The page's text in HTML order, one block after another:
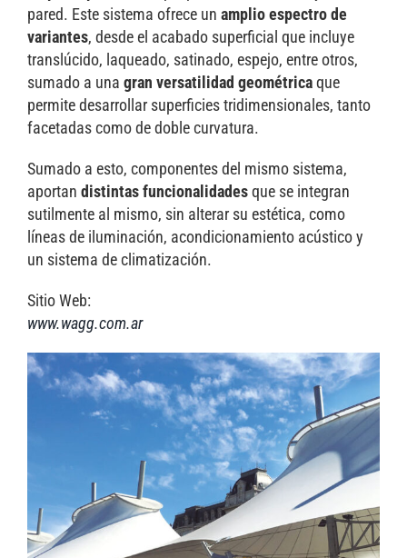
pared. Este sistema ofrece un amplio espectro de
variantes, desde el acabado superficial que incluye
translúcido, laqueado, satinado, espejo, entre otros,
sumado a una gran versatilidad geométricaque
permite desarrollar superficies tridimensionales, tanto
facetadas como de doble curvatura.
Sumado a esto, componentes del mismo sistema,
aportan distintas funcionalidadesque se integran
sutilmente al mismo, sin alterar su estética, como
líneas de iluminación, acondicionamiento acústico y
un sistema de climatización.
Sitio Web:
www.wagg.com.ar